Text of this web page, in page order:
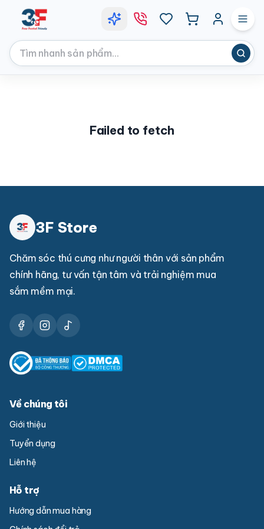
Failed to fetch
3F Store
Chăm sóc thú cưng như người thân với sản phẩm
chính hãng, tư vấn tận tâm và trải nghiệm mua
sắm mềm mại.
Về chúng tôi
Giới thiệu
Tuyển dụng
Liên hệ
Hỗ trợ
Hướng dẫn mua hàng